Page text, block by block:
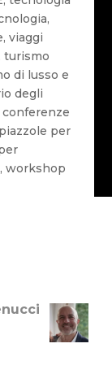
viaggi
turismo
di lusso e
degli
per
workshop